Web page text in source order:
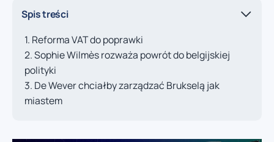
Spis treści
Reforma VAT do poprawki
Sophie Wilmès rozważa powrót do belgijskiej
polityki
De Wever chciałby zarządzać Brukselą jak
miastem